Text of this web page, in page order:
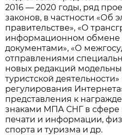
2016 — 2020 годы, ряд
законов, в частности «Об
правительстве», «О
информационном обмене
документами», «О
отправлениями
новых редакций
туристской
регулирования
представления к
знаками МПА СНГ в сфере
печати и информации,
спорта и туризма и др.